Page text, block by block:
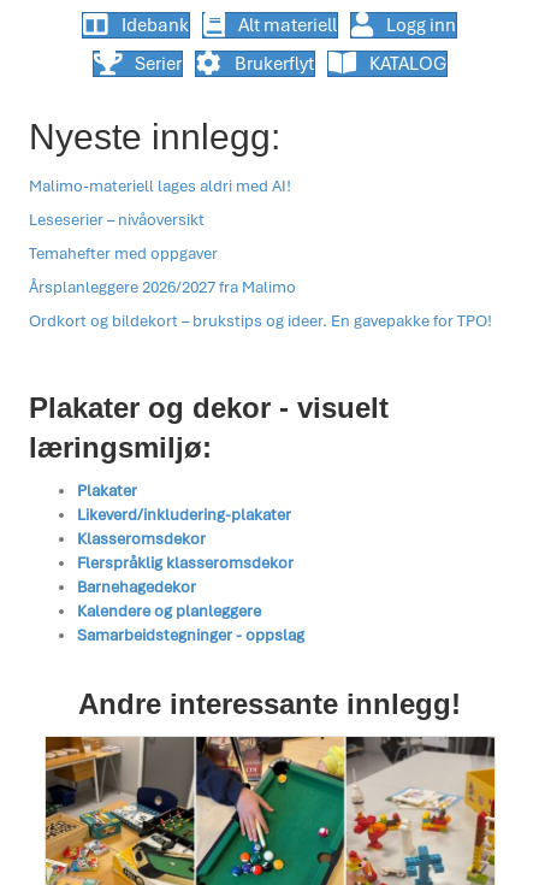
Idebank Alt materiell
Logg inn
Serier
Brukerflyt KATALOG
Nyeste innlegg:
Malimo-materiell lages aldri med AI!
Leseserier – nivåoversikt
Temahefter med oppgaver
Årsplanleggere 2026/2027 fra Malimo
Ordkort og bildekort – brukstips og ideer. En gavepakke for TPO!
Plakater og dekor - visuelt
læringsmiljø:
Plakater
Likeverd/inkludering-plakater
Klasseromsdekor
Flerspråklig klasseromsdekor
Barnehagedekor
Kalendere og planleggere
Samarbeidstegninger - oppslag
Andre interessante innlegg!